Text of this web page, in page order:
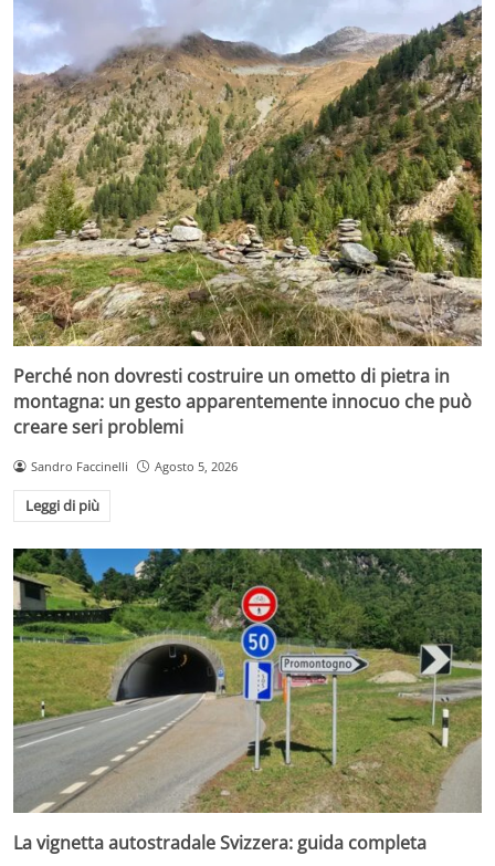
Perché non dovresti costruire un ometto di pietra in
montagna: un gesto apparentemente innocuo che può
creare seri problemi
Sandro Faccinelli Agosto 5, 2026
Leggi di più
La vignetta autostradale Svizzera: guida completa